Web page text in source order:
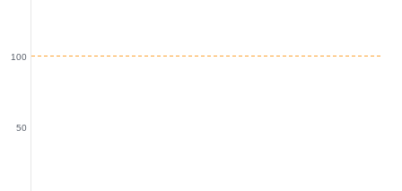
50
100
Sách